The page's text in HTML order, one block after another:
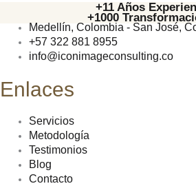
+11 Años
+1000
Medellín, Colombia - San José,
+57 322 881 8955
info@iconimageconsulting.co
Enlaces
Servicios
Metodología
Testimonios
Blog
Contacto